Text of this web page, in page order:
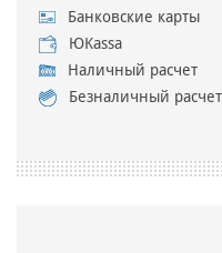
Банковские карты
ЮKassa
Наличный расчет
Безналичный расчет